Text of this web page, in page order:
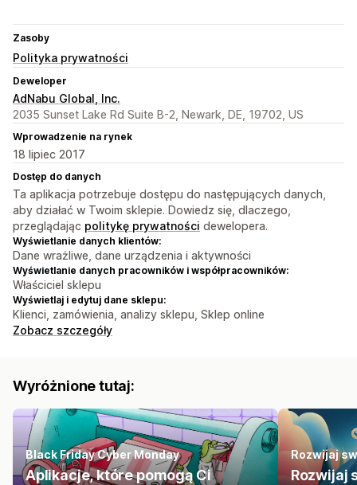
Zasoby
Polityka prywatności
Deweloper
AdNabu Global, Inc.
2035 Sunset Lake Rd Suite B-2, Newark, DE, 19702, US
Wprowadzenie na rynek
18 lipiec 2017
Dostęp do danych
Ta aplikacja potrzebuje dostępu do następujących danych,
aby działać w Twoim sklepie. Dowiedz się, dlaczego,
przeglądając politykę prywatności dewelopera.
Wyświetlanie danych klientów:
Dane wrażliwe, dane urządzenia i aktywności
Wyświetlanie danych pracowników i współpracowników:
Właściciel sklepu
Wyświetlaj i edytuj dane sklepu:
Klienci, zamówienia, analizy sklepu, Sklep online
Zobacz szczegóły
Wyróżnione tutaj:
Black Friday Cyber Monday
Aplikacje, które pomogą Ci
Rozwijaj
Rozwijaj